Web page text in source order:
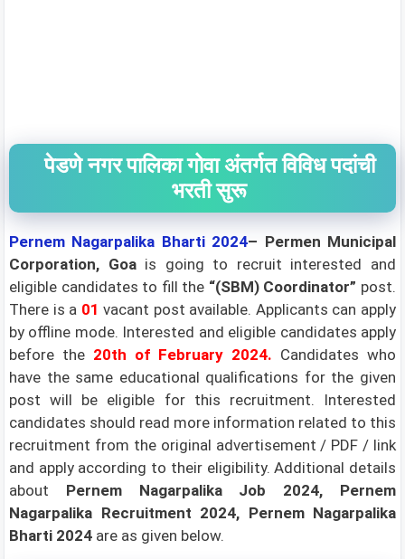
पेडणे नगर पालिका गोवा अंतर्गत विविध पदांची
भरती सुरू
Pernem Nagarpalika Bharti 2024– Permen Municipal
Corporation, Goais going to recruit interested and
eligible candidates to fill the “(SBM) Coordinator” post.
There is a 01 vacant post available. Applicants can apply
by offline mode. Interested and eligible candidates apply
before the 20th of February 2024. Candidates who
have the same educational qualifications for the given
post will be eligible for this recruitment. Interested
candidates should read more information related to this
recruitment from the original advertisement / PDF / link
and apply according to their eligibility.Additional details
about Pernem Nagarpalika Job 2024, Pernem
Nagarpalika Recruitment 2024, Pernem Nagarpalika
Bharti 2024 are as given below.